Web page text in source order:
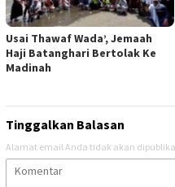
Usai Thawaf Wada’, Jemaah
Haji Batanghari Bertolak Ke
Madinah
Tinggalkan Balasan
Alamat email Anda tidak akan